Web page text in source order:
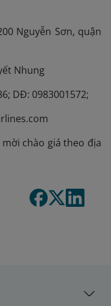
Nguyễn Sơn, quận
Nhung
DĐ: 0983001572;
chào giá theo địa